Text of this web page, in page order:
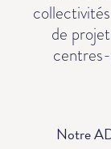
de
Notre